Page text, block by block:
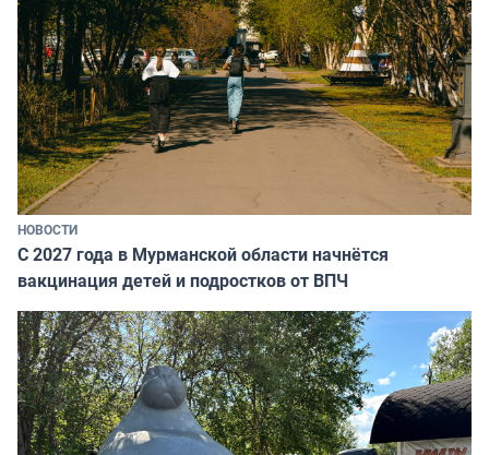
НОВОСТИ
С 2027 года в Мурманской области начнётся
вакцинация детей и подростков от ВПЧ